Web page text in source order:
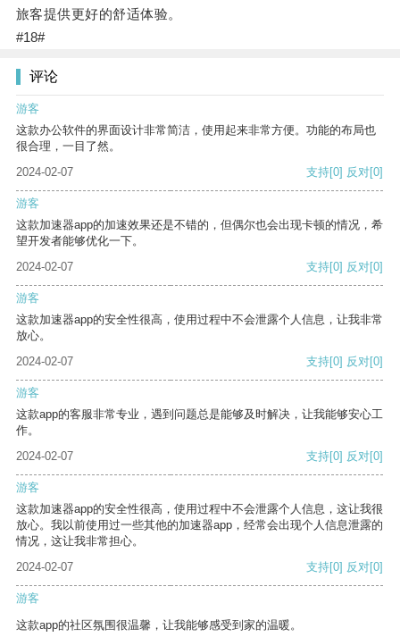
旅客提供更好的舒适体验。
#18#
评论
游客
这款办公软件的界面设计非常简洁，使用起来非常方便。功能的布局也
很合理，一目了然。
2024-02-07
支持[0] 反对[0]
游客
这款加速器app的加速效果还是不错的，但偶尔也会出现卡顿的情况，希
望开发者能够优化一下。
2024-02-07
支持[0] 反对[0]
游客
这款加速器app的安全性很高，使用过程中不会泄露个人信息，让我非常
放心。
2024-02-07
支持[0] 反对[0]
游客
这款app的客服非常专业，遇到问题总是能够及时解决，让我能够安心工
作。
2024-02-07
支持[0] 反对[0]
游客
这款加速器app的安全性很高，使用过程中不会泄露个人信息，这让我很
放心。我以前使用过一些其他的加速器app，经常会出现个人信息泄露的
情况，这让我非常担心。
2024-02-07
支持[0] 反对[0]
游客
这款app的社区氛围很温馨，让我能够感受到家的温暖。